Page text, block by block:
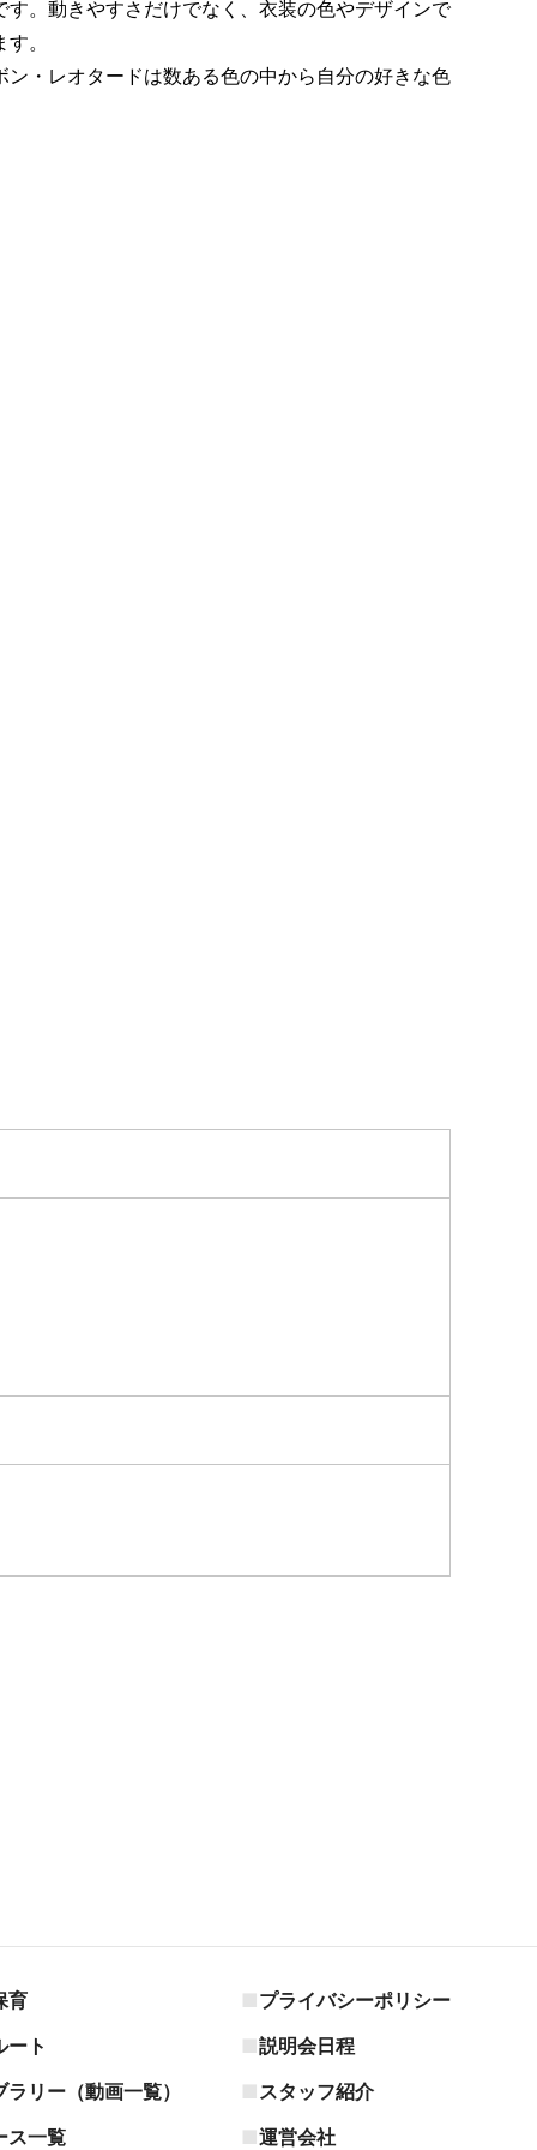
。動きやすさだけでなく、衣装の色やデザインで
。
・レオタードは数ある色の中から自分の好きな色
育
ート
ラリー（動画一覧）
ス一覧
プライバシーポリシー
説明会日程
スタッフ紹介
運営会社